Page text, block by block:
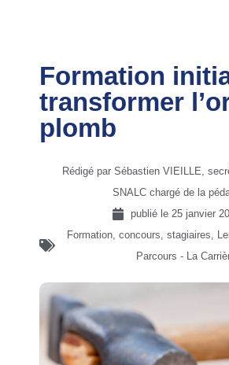
Formation
transformer
plomb
Rédigé par Sébastien VIEILLE,
SNALC chargé de la
publié le 25 janvier
Formation, concours, stagiaires,
Parcours - La